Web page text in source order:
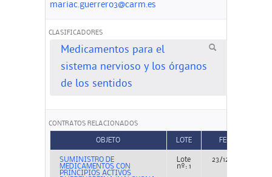
mariac.guerrero3@carm.es
CLASIFICADORES
Medicamentos para el
sistema nervioso y los órganos
de los sentidos
CONTRATOS RELACIONADOS
OBJETO LOTE FECHA
SUMINISTRO DE
MEDICAMENTOS CON
PRINCIPIOS ACTIVOS
Lote
nº: 1
23/12/2022